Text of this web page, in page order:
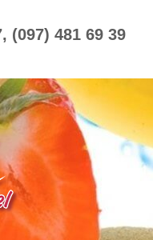
(097) 481 69 39